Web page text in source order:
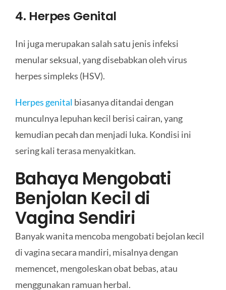
4. Herpes Genital
Ini juga merupakan salah satu jenis infeksi
menular seksual, yang disebabkan oleh virus
herpes simpleks (HSV).
Herpes genital biasanya ditandai dengan
munculnya lepuhan kecil berisi cairan, yang
kemudian pecah dan menjadi luka. Kondisi ini
sering kali terasa menyakitkan.
Bahaya Mengobati
Benjolan Kecil di
Vagina Sendiri
Banyak wanita mencoba mengobati bejolan kecil
di vagina secara mandiri, misalnya dengan
memencet, mengoleskan obat bebas, atau
menggunakan ramuan herbal.